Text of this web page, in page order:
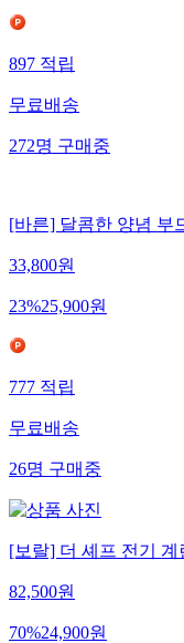
897적립
무료배송
272명구매중
[바른] 달콤한 양념 부
33,800원
23%25,900원
777적립
무료배송
26명구매중
[보랄] 더 셰프 전기 계
82,500원
70%24,900원